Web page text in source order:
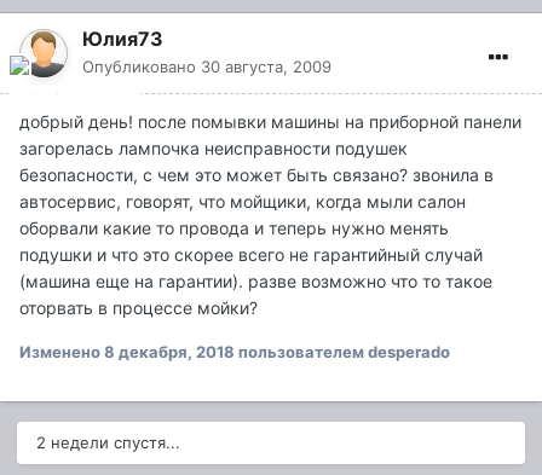
Юлия73
Опубликовано 30 августа, 2009
добрый день! после помывки машины на приборной панели
загорелась лампочка неисправности подушек
безопасности, с чем это может быть связано? звонила в
автосервис, говорят, что мойщики, когда мыли салон
оборвали какие то провода и теперь нужно менять
подушки и что это скорее всего не гарантийный случай
(машина еще на гарантии). разве возможно что то такое
оторвать в процессе мойки?
Изменено8 декабря, 2018 пользователем desperado
2 недели спустя...